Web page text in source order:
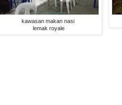
kawasan makan nasi
lemak royale